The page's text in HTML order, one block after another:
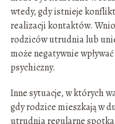
wtedy, gdy istnieje
realizacji kontaktów.
rodziców utrudnia lub
może negatywnie
psychiczny.
Inne sytuacje, w których
gdy rodzice mieszkają w
utrudnia regularne